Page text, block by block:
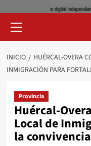
primario
INICIO
HUÉRCAL-OVERA
INMIGRACIÓN PARA
Provincia
Huércal-
Local de
la